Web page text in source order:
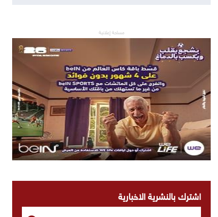
مساحة إعلانية
اشترك بالنشرية الاخبارية